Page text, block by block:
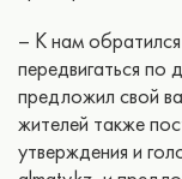
– К нам
передвигаться
предложил свой
жителей также
утверждения и